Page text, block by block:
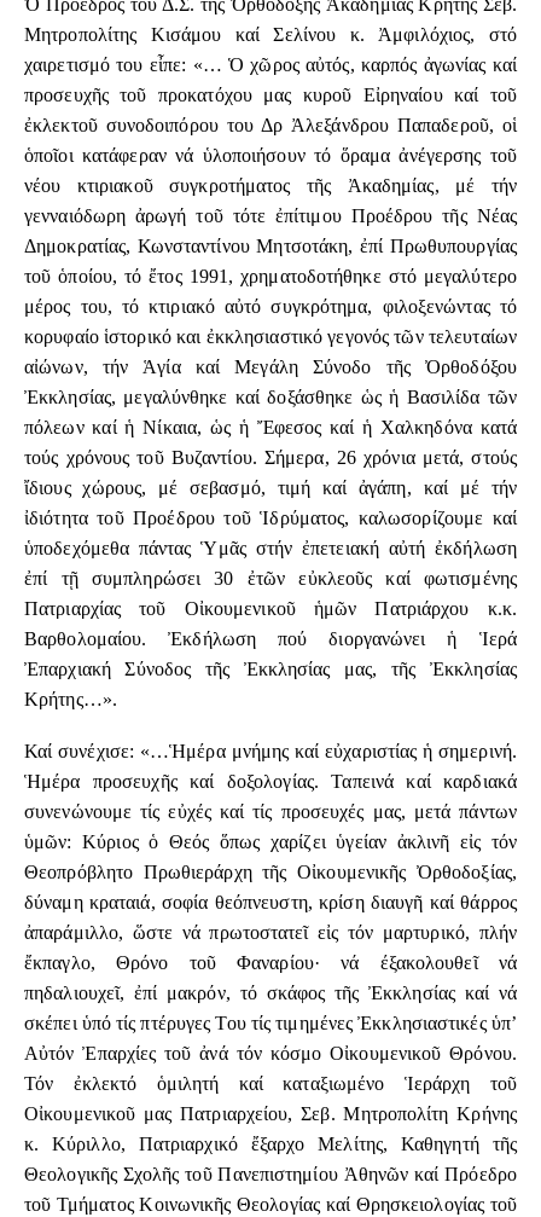
Ὁ Πρόεδρος τοῦ Δ.Σ. τῆς Ὀρθόδοξης Ἀκαδημίας Κρήτης Σεβ.
Μητροπολίτης Κισάμου καί Σελίνου κ. Ἀμφιλόχιος, στό
χαιρετισμό του εἶπε: «… Ὁ χῶρος αὐτός, καρπός ἀγωνίας καί
προσευχῆς τοῦ προκατόχου μας κυροῦ Εἰρηναίου καί τοῦ
ἐκλεκτοῦ συνοδοιπόρου του Δρ Ἀλεξάνδρου Παπαδεροῦ, οἱ
ὁποῖοι κατάφεραν νά ὑλοποιήσουν τό ὅραμα ἀνέγερσης τοῦ
νέου κτιριακοῦ συγκροτήματος τῆς Ἀκαδημίας, μέ τήν
γενναιόδωρη ἀρωγή τοῦ τότε ἐπίτιμου Προέδρου τῆς Νέας
Δημοκρατίας, Κωνσταντίνου Μητσοτάκη, ἐπί Πρωθυπουργίας
τοῦ ὁποίου, τό ἔτος 1991, χρηματοδοτήθηκε στό μεγαλύτερο
μέρος του, τό κτιριακό αὐτό συγκρότημα, φιλοξενώντας τό
κορυφαίο ἱστορικό και ἐκκλησιαστικό γεγονός τῶν τελευταίων
αἰώνων, τήν Ἁγία καί Μεγάλη Σύνοδο τῆς Ὀρθοδόξου
Ἐκκλησίας, μεγαλύνθηκε καί δοξάσθηκε ὡς ἡ Βασιλίδα τῶν
πόλεων καί ἡ Νίκαια, ὡς ἡ Ἔφεσος καί ἡ Χαλκηδόνα κατά
τούς χρόνους τοῦ Βυζαντίου. Σήμερα, 26 χρόνια μετά, στούς
ἴδιους χώρους, μέ σεβασμό, τιμή καί ἀγάπη, καί μέ τήν
ἰδιότητα τοῦ Προέδρου τοῦ Ἱδρύματος, καλωσορίζουμε καί
ὑποδεχόμεθα πάντας Ὑμᾶς στήν ἐπετειακή αὐτή ἐκδήλωση
ἐπί τῇ συμπληρώσει 30 ἐτῶν εὐκλεοῦς καί φωτισμένης
Πατριαρχίας τοῦ Οἰκουμενικοῦ ἡμῶν Πατριάρχου κ.κ.
Βαρθολομαίου. Ἐκδήλωση πού διοργανώνει ἡ Ἱερά
Ἐπαρχιακή Σύνοδος τῆς Ἐκκλησίας μας, τῆς Ἐκκλησίας
Κρήτης…».
Καί συνέχισε: «…Ἡμέρα μνήμης καί εὐχαριστίας ἡ σημερινή.
Ἡμέρα προσευχῆς καί δοξολογίας. Ταπεινά καί καρδιακά
συνενώνουμε τίς εὐχές καί τίς προσευχές μας, μετά πάντων
ὑμῶν: Κύριος ὁ Θεός ὅπως χαρίζει ὑγείαν ἀκλινῆ εἰς τόν
Θεοπρόβλητο Πρωθιεράρχη τῆς Οἰκουμενικῆς Ὀρθοδοξίας,
δύναμη κραταιά, σοφία θεόπνευστη, κρίση διαυγῆ καί θάρρος
ἀπαράμιλλο, ὥστε νά πρωτοστατεῖ εἰς τόν μαρτυρικό, πλήν
ἔκπαγλο, Θρόνο τοῦ Φαναρίου· νά έξακολουθεῖ νά
πηδαλιουχεῖ, ἐπί μακρόν, τό σκάφος τῆς Ἐκκλησίας καί νά
σκέπει ὑπό τίς πτέρυγες Του τίς τιμημένες Ἐκκλησιαστικές ὑπ’
Αὐτόν Ἐπαρχίες τοῦ ἀνά τόν κόσμο Οἰκουμενικοῦ Θρόνου.
Τόν ἐκλεκτό ὁμιλητή καί καταξιωμένο Ἱεράρχη τοῦ
Οἰκουμενικοῦ μας Πατριαρχείου, Σεβ. Μητροπολίτη Κρήνης
κ. Κύριλλο, Πατριαρχικό ἔξαρχο Μελίτης, Καθηγητή τῆς
Θεολογικῆς Σχολῆς τοῦ Πανεπιστημίου Ἀθηνῶν καί Πρόεδρο
τοῦ Τμήματος Κοινωνικῆς Θεολογίας καί Θρησκειολογίας τοῦ